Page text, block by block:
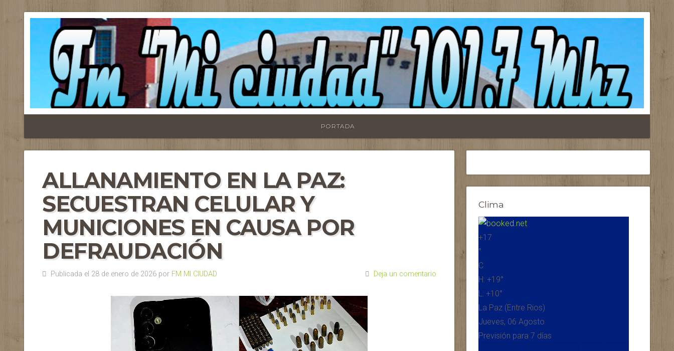
PORTADA
ALLANAMIENTO EN LA PAZ:
SECUESTRAN CELULAR Y
MUNICIONES EN CAUSA POR
DEFRAUDACIÓN
Publicada el 28 de enero de 2026 por FM MI CIUDAD Deja un comentario
Clima
+17
°
C
H: +19°
L: +10°
La Paz (Entre Rios)
Jueves, 06 Agosto
Previsión para 7 días